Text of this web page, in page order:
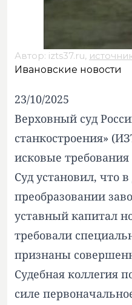
Автор: izts37.ru,
Ивановские новости
23/10/2025
Верховный суд
станкостроения»
исковые
Суд установил, что
преобразовании
уставный капитал
требовали
признаны
Судебная коллегия
силе